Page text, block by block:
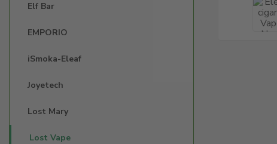
Elf Bar
EMPORIO
iSmoka-Eleaf
Joyetech
Lost Mary
Lost Vape